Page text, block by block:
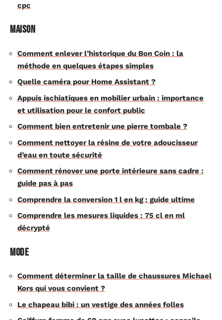
cpc
Maison
Comment enlever l’historique du Bon Coin : la
méthode en quelques étapes simples
Quelle caméra pour Home Assistant ?
Appuis ischiatiques en mobilier urbain : importance
et utilisation pour le confort public
Comment bien entretenir une pierre tombale ?
Comment nettoyer la résine de votre adoucisseur
d’eau en toute sécurité
Comment rénover une porte intérieure sans cadre :
guide pas à pas
Comprendre la conversion 1 l en kg : guide ultime
Comprendre les mesures liquides : 75 cl en ml
décrypté
Mode
Comment déterminer la taille de chaussures Michael
Kors qui vous convient ?
Le chapeau bibi : un vestige des années folles